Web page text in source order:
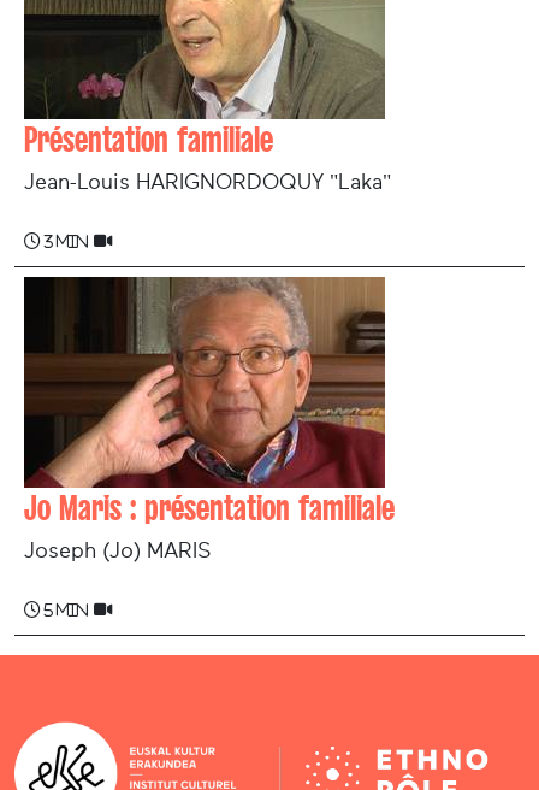
Présentation familiale
Jean-Louis HARIGNORDOQUY "Laka"
3 min
Jo Maris : présentation familiale
Joseph (Jo) MARIS
5 min